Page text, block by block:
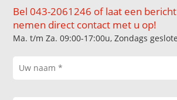
Bel 043-2061246 of laat een
nemen direct contact met u op!
Ma. t/m Za. 09:00-17:00u, Zondags